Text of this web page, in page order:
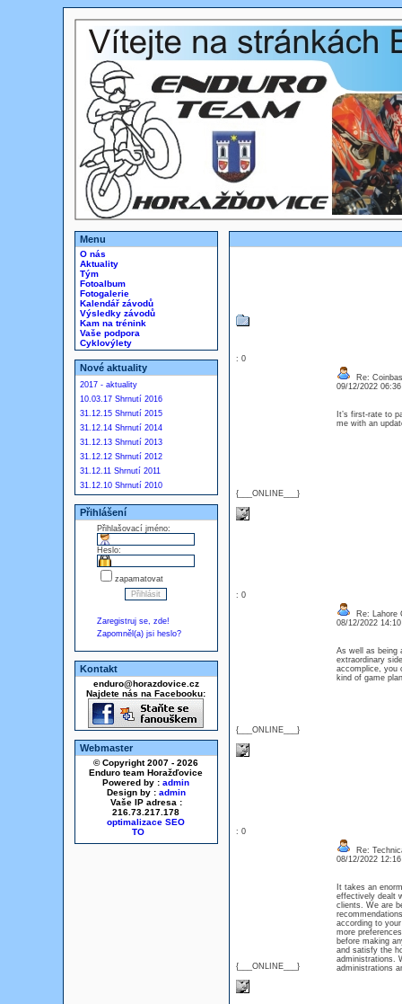
Menu
O nás
Aktuality
Tým
Fotoalbum
Fotogalerie
Kalendář závodů
Výsledky závodů
Kam na trénink
Vaše podpora
Cyklovýlety
Nové aktuality
2017 - aktuality
10.03.17 Shrnutí 2016
31.12.15 Shrnutí 2015
31.12.14 Shrnutí 2014
31.12.13 Shrnutí 2013
31.12.12 Shrnutí 2012
31.12.11 Shrnutí 2011
31.12.10 Shrnutí 2010
Přihlášení
Přihlašovací jméno:
Heslo:
zapamatovat
Zaregistruj se, zde!
Zapomněl(a) jsi heslo?
Kontakt
enduro@horazdovice.cz
Najdete nás na Facebooku:
Webmaster
© Copyright 2007 - 2026
Enduro team Horažďovice
Powered by : admin
Design by : admin
Vaše IP adresa :
216.73.217.178
optimalizace SEO
: 0
{___ONLINE___}
Re:
09/12/2022
It’s first-rate to
me with an
: 0
{___ONLINE___}
Re: Lahore
08/12/2022
As well as being
extraordinary
accomplice, you
kind of game
: 0
{___ONLINE___}
Re:
08/12/2022
It takes an
effectively dealt
clients. We are
according to
more
before making
and satisfy the
administrations.
administrations